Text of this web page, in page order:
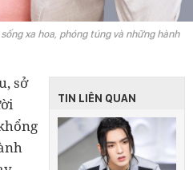
xa hoa, phóng túng và những hành
TIN LIÊN QUAN
sở